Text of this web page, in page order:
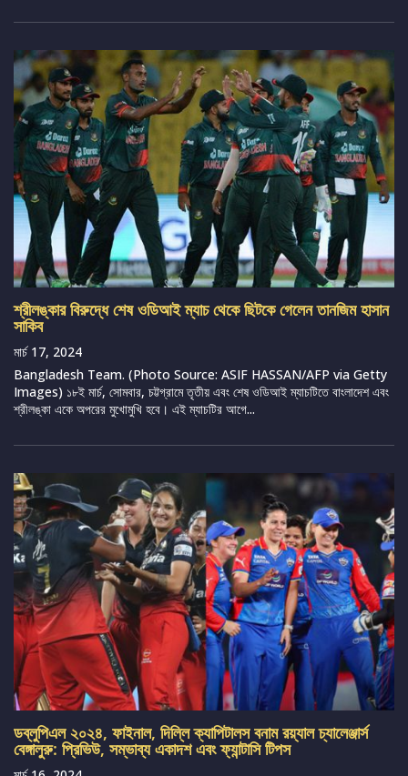
শ্রীলঙ্কার বিরুদ্ধে শেষ ওডিআই ম্যাচ থেকে ছিটকে গেলেন তানজিম হাসান
সাকিব
মার্চ 17, 2024
Bangladesh Team. (Photo Source: ASIF HASSAN/AFP via Getty
Images) ১৮ই মার্চ, সোমবার, চট্টগ্রামে তৃতীয় এবং শেষ ওডিআই ম্যাচটিতে বাংলাদেশ এবং
শ্রীলঙ্কা একে অপরের মুখোমুখি হবে। এই ম্যাচটির আগে...
ডব্লুপিএল ২০২৪, ফাইনাল, দিল্লি ক্যাপিটালস বনাম রয়্যাল চ্যালেঞ্জার্স
বেঙ্গালুরু: প্রিভিউ, সম্ভাব্য একাদশ এবং ফ্যান্টাসি টিপস